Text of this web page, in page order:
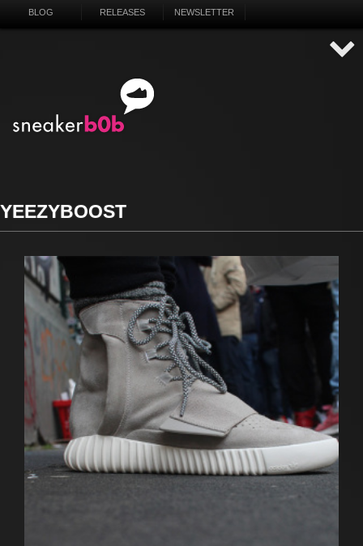
BLOG RELEASES NEWSLETTER
YEEZYBOOST